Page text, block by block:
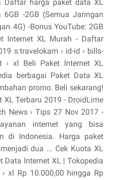
Daftar harga paket data XL
-2GB (Semua Jaringan
4G) -Bonus YouTube: 2GB
Internet XL Murah - Daftar
s:travelokam › id-id › bills-
› xl Beli Paket Internet XL
berbagai Paket Data XL
promo. Beli sekarang!
XL Terbaru 2019 - DroidLime
News › Tips 27 Nov 2017 -
internet yang bisa
di Indonesia. Harga paket
dua ... Cek Kuota XL
Data Internet XL | Tokopedia
xl Rp 10.000,00 hingga Rp